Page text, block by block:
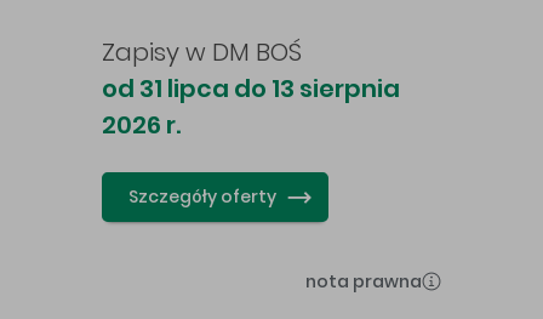
Zapisy w DM BOŚ
od 31 lipca do 13 sierpnia
2026 r.
Szczegóły oferty
nota prawna